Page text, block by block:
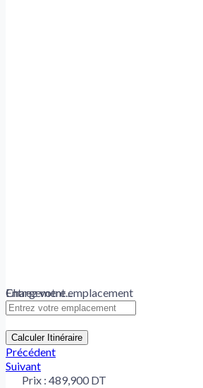
Chargement...
Entrez votre emplacement
Calculer Itinéraire
Précédent
Suivant
Prix : 489,900 DT